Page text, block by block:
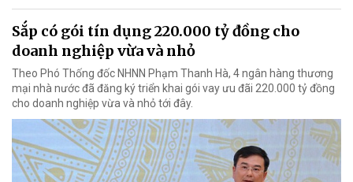
Sắp có gói tín dụng 220.000 tỷ đồng cho
doanh nghiệp vừa và nhỏ
Theo Phó Thống đốc NHNN Phạm Thanh Hà, 4 ngân hàng thương
mại nhà nước đã đăng ký triển khai gói vay ưu đãi 220.000 tỷ đồng
cho doanh nghiệp vừa và nhỏ tới đây.